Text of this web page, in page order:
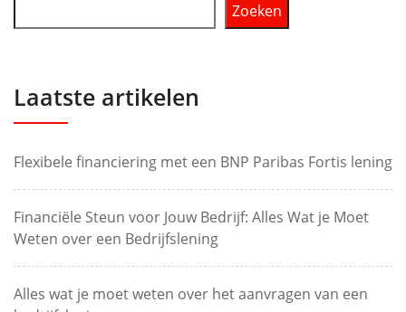
Zoeken
Laatste artikelen
Flexibele financiering met een BNP Paribas Fortis lening
Financiële Steun voor Jouw Bedrijf: Alles Wat je Moet
Weten over een Bedrijfslening
Alles wat je moet weten over het aanvragen van een